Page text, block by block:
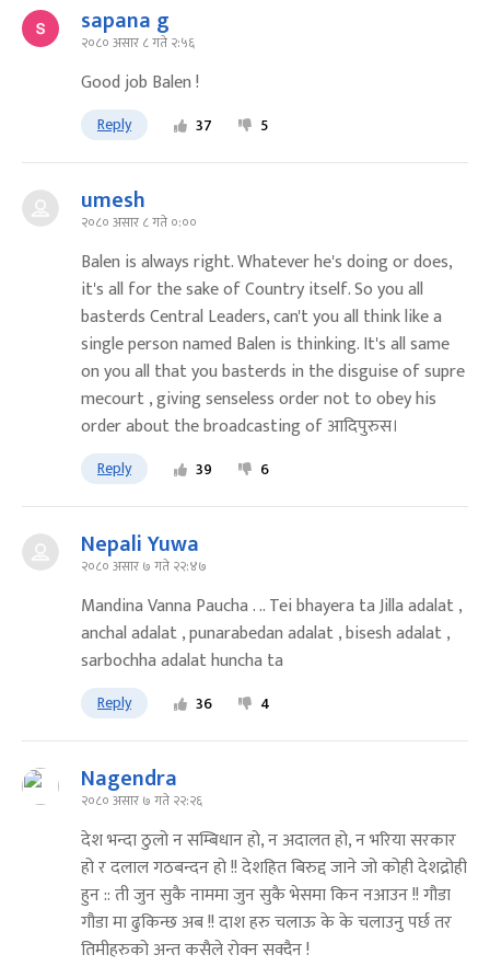
sapana g
२०८० असार ८ गते २:५६
Good job Balen !
Reply 37 5
umesh
२०८० असार ८ गते ०:००
Balen is always right. Whatever he's doing or does,
it's all for the sake of Country itself. So you all
basterds Central Leaders, can't you all think like a
single person named Balen is thinking. It's all same
on you all that you basterds in the disguise of supre
mecourt , giving senseless order not to obey his
order about the broadcasting of आदिपुरुस।
Reply 39 6
Nepali Yuwa
२०८० असार ७ गते २२:४७
Mandina Vanna Paucha . .. Tei bhayera ta Jilla adalat ,
anchal adalat , punarabedan adalat , bisesh adalat ,
sarbochha adalat huncha ta
Reply 36 4
Nagendra
२०८० असार ७ गते २२:२६
देश भन्दा ठुलो न सम्बिधान हो, न अदालत हो, न भरिया सरकार
हो र दलाल गठबन्दन हो !! देशहित बिरुद्द जाने जो कोही देशद्रोही
हुन :: ती जुन सुकै नाममा जुन सुकै भेसमा किन नआउन !! गौडा
गौडा मा ढुकिन्छ अब !! दाश हरु चलाऊ के के चलाउनु पर्छ तर
तिमीहरुको अन्त कसैले रोक्न सक्दैन !